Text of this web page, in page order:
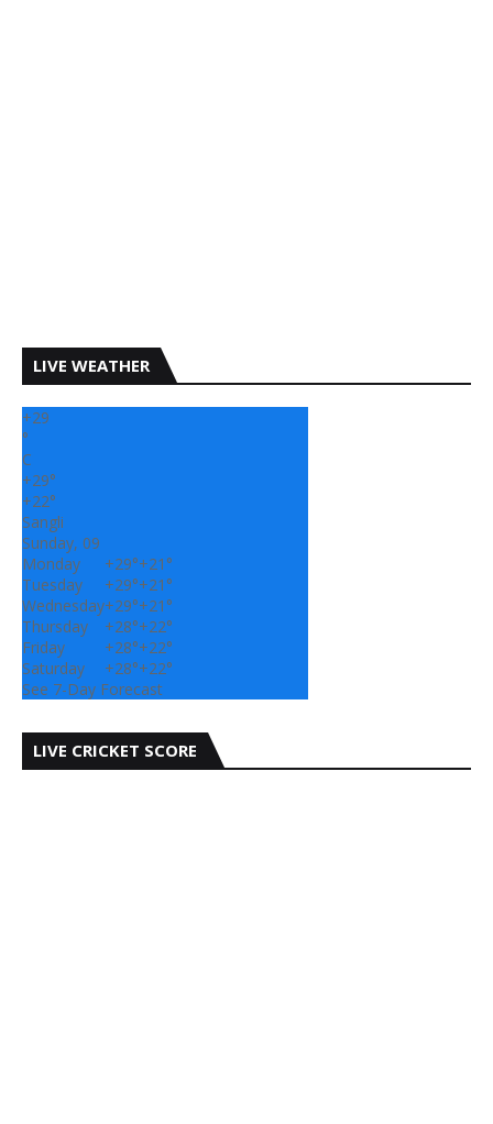
LIVE WEATHER
+29
°
C
+29°
+22°
Sangli
Sunday, 09
Monday
+29°+21°
Tuesday
+29°+21°
Wednesday+29°+21°
Thursday
+28°+22°
Friday
+28°+22°
Saturday
+28°+22°
See 7-Day Forecast
LIVE CRICKET SCORE